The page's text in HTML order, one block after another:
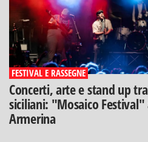
FESTIVAL E RASSEGNE
Concerti, arte e stand up
siciliani: "Mosaico Festival"
Armerina